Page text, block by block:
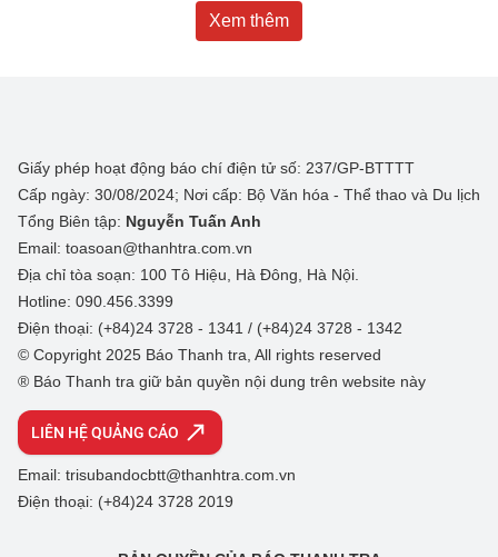
Xem thêm
Giấy phép hoạt động báo chí điện tử số: 237/GP-BTTTT
Cấp ngày: 30/08/2024; Nơi cấp: Bộ Văn hóa - Thể thao và Du lịch
Tổng Biên tập: Nguyễn Tuấn Anh
Email: toasoan@thanhtra.com.vn
Địa chỉ tòa soạn: 100 Tô Hiệu, Hà Đông, Hà Nội.
Hotline: 090.456.3399
Điện thoại: (+84)24 3728 - 1341 / (+84)24 3728 - 1342
© Copyright 2025 Báo Thanh tra, All rights reserved
® Báo Thanh tra giữ bản quyền nội dung trên website này
LIÊN HỆ QUẢNG CÁO
Email: trisubandocbtt@thanhtra.com.vn
Điện thoại: (+84)24 3728 2019